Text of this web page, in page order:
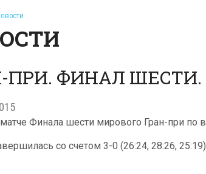
ПРИ. ФИНАЛ ШЕСТИ.
Финала шести мирового Гран-при по
со счетом 3-0 (26:24, 28:26,